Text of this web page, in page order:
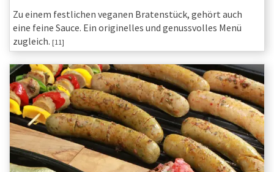
Zu einem festlichen veganen Bratenstück, gehört auch
eine feine Sauce. Ein originelles und genussvolles Menü
zugleich. [11]